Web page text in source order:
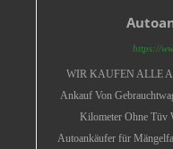
https://
WIR KAUFEN ALLE
Ankauf Von
Kilometer Ohne Tüv
Autoankäufer für